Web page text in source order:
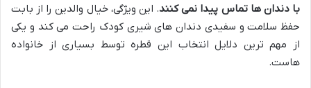
با دندان ها تماس پیدا نمی کنند. این ویژگی، خیال والدین را از بابت
حفظ سلامت و سفیدی دندان های شیری کودک راحت می کند و یکی
از مهم ترین دلایل انتخاب این قطره توسط بسیاری از خانواده
هاست.